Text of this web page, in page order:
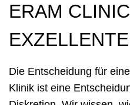
ERAM
Die Entscheidung für
Klinik ist eine